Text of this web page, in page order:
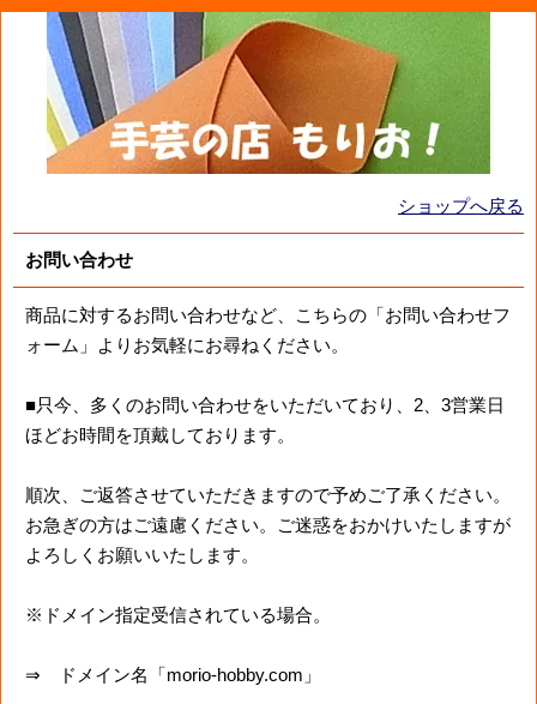
ショップへ戻る
お問い合わせ
商品に対するお問い合わせなど、こちらの「お問い合わせフ
ォーム」よりお気軽にお尋ねください。
■只今、多くのお問い合わせをいただいており、2、3営業日
ほどお時間を頂戴しております。
順次、ご返答させていただきますので予めご了承ください。
お急ぎの方はご遠慮ください。ご迷惑をおかけいたしますが
よろしくお願いいたします。
※ドメイン指定受信されている場合。
⇒ ドメイン名「morio-hobby.com」